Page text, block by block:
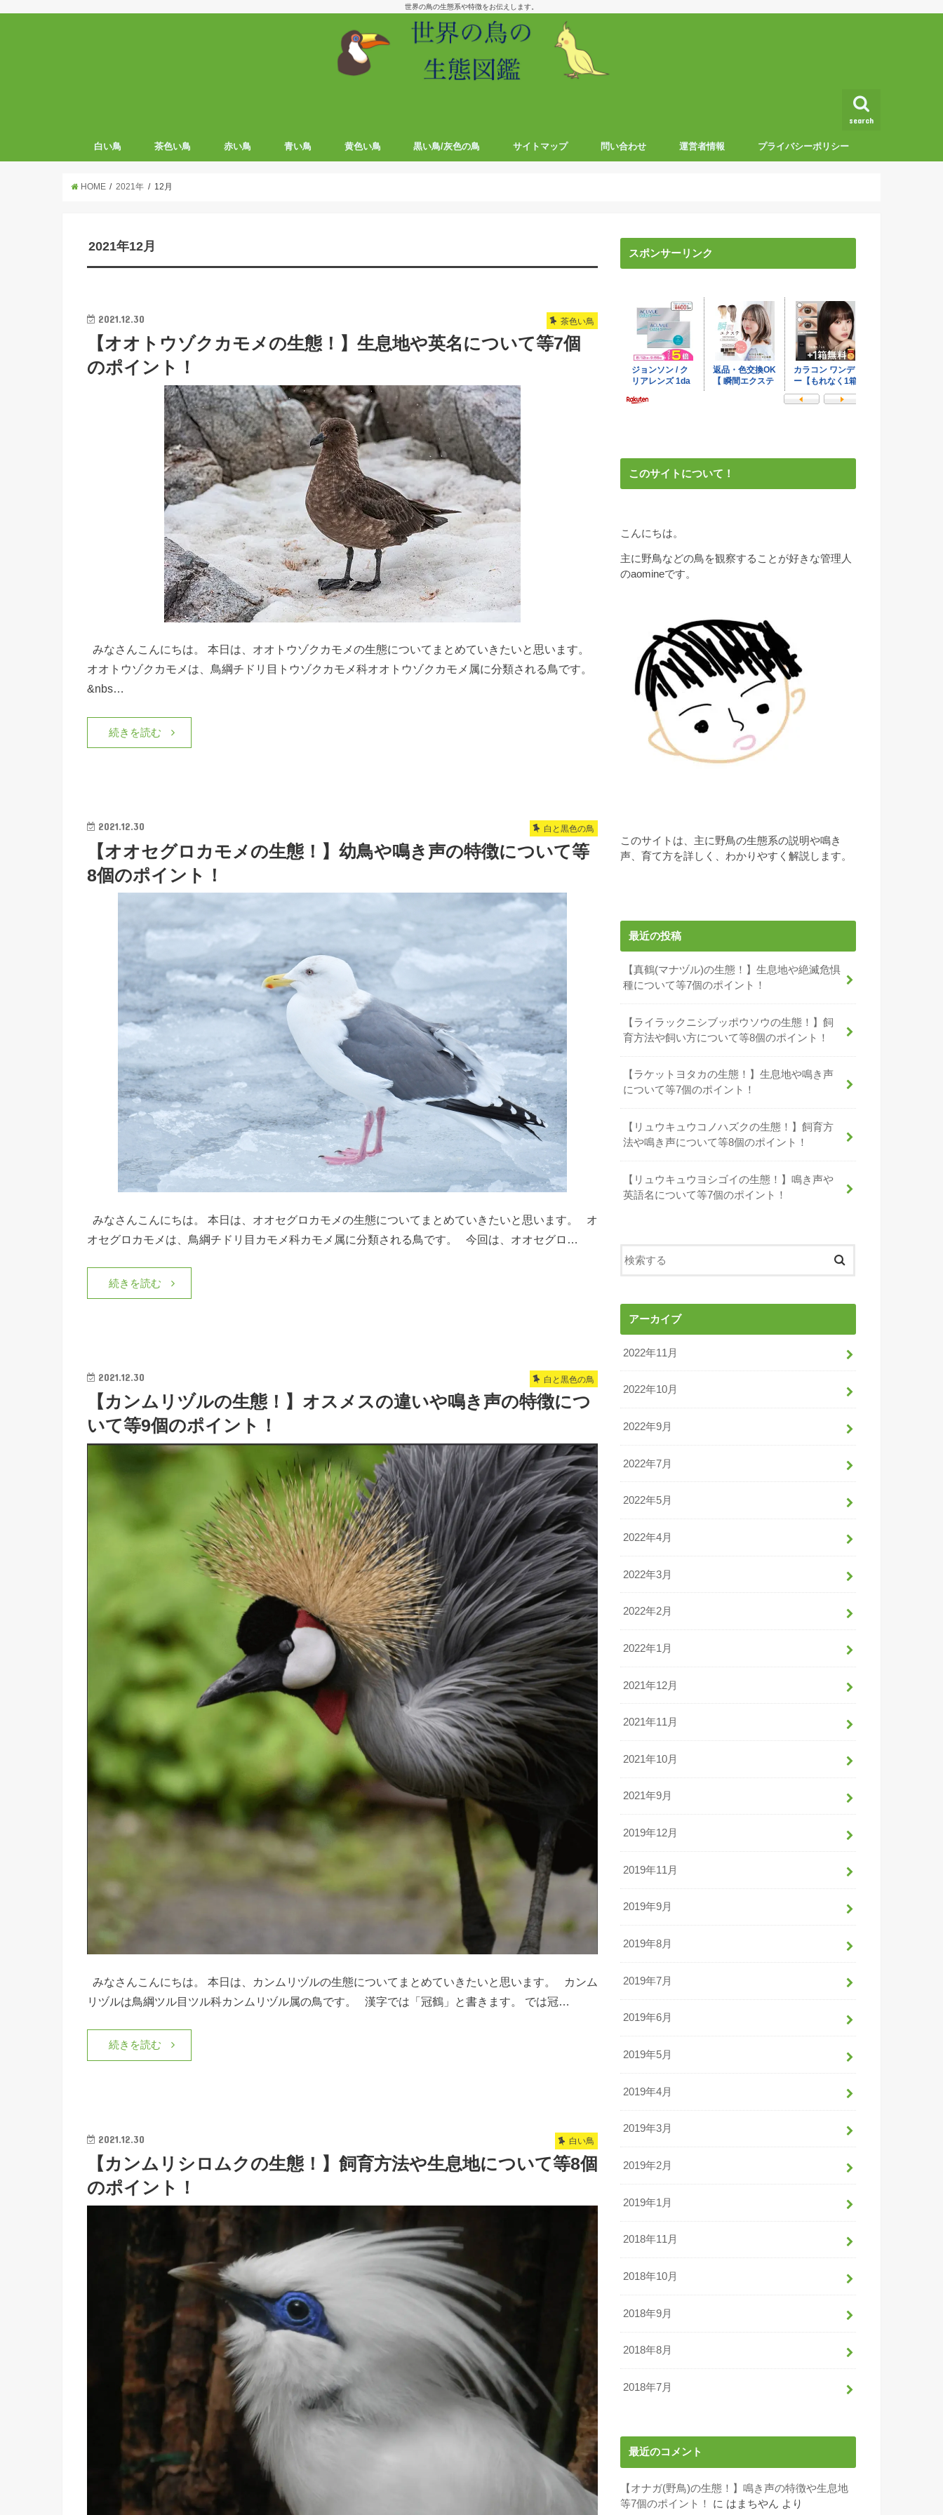
世界の鳥の生態系や特徴をお伝えします。
search
白い鳥 茶色い鳥 赤い鳥 青い鳥 黄色い鳥 黒い鳥/灰色の鳥 サイトマップ 問い合わせ 運営者情報 プライバシーポリシー
HOME 2021年 12月
2021年12月
2021.12.30 茶色い鳥
【オオトウゾクカモメの生態！】生息地や英名について等7個
のポイント！
みなさんこんにちは。 本日は、オオトウゾクカモメの生態についてまとめていきたいと思います。
オオトウゾクカモメは、鳥綱チドリ目トウゾクカモメ科オオトウゾクカモメ属に分類される鳥です。
&nbs…
続きを読む
2021.12.30 白と黒色の鳥
【オオセグロカモメの生態！】幼鳥や鳴き声の特徴について等
8個のポイント！
みなさんこんにちは。 本日は、オオセグロカモメの生態についてまとめていきたいと思います。 オ
オセグロカモメは、鳥綱チドリ目カモメ科カモメ属に分類される鳥です。 今回は、オオセグロ…
続きを読む
2021.12.30 白と黒色の鳥
【カンムリヅルの生態！】オスメスの違いや鳴き声の特徴につ
いて等9個のポイント！
みなさんこんにちは。 本日は、カンムリヅルの生態についてまとめていきたいと思います。 カンム
リヅルは鳥綱ツル目ツル科カンムリヅル属の鳥です。 漢字では「冠鶴」と書きます。 では冠…
続きを読む
2021.12.30 白い鳥
【カンムリシロムクの生態！】飼育方法や生息地について等8個
のポイント！
スポンサーリンク
このサイトについて！
こんにちは。
主に野鳥などの鳥を観察することが好きな管理人
のaomineです。
このサイトは、主に野鳥の生態系の説明や鳴き
声、育て方を詳しく、わかりやすく解説します。
最近の投稿
【真鶴(マナヅル)の生態！】生息地や絶滅危惧
種について等7個のポイント！
【ライラックニシブッポウソウの生態！】飼
育方法や飼い方について等8個のポイント！
【ラケットヨタカの生態！】生息地や鳴き声
について等7個のポイント！
【リュウキュウコノハズクの生態！】飼育方
法や鳴き声について等8個のポイント！
【リュウキュウヨシゴイの生態！】鳴き声や
英語名について等7個のポイント！
アーカイブ
2022年11月
2022年10月
2022年9月
2022年7月
2022年5月
2022年4月
2022年3月
2022年2月
2022年1月
2021年12月
2021年11月
2021年10月
2021年9月
2019年12月
2019年11月
2019年9月
2019年8月
2019年7月
2019年6月
2019年5月
2019年4月
2019年3月
2019年2月
2019年1月
2018年11月
2018年10月
2018年9月
2018年8月
2018年7月
最近のコメント
【オナガ(野鳥)の生態！】鳴き声の特徴や生息地
等7個のポイント！
に はまちやん より